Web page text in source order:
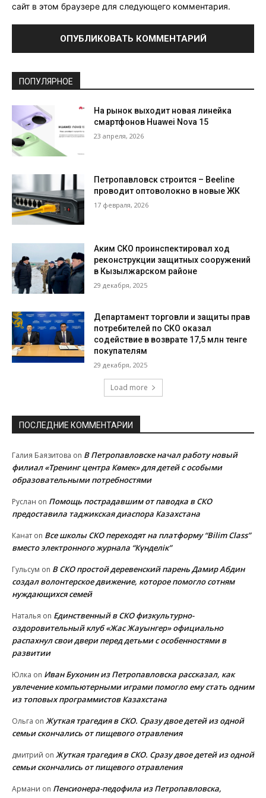
сайт в этом браузере для следующего комментария.
ПОПУЛЯРНОЕ
На рынок выходит новая линейка
смартфонов Huawei Nova 15
23 апреля, 2026
Петропавловск строится – Beeline
проводит оптоволокно в новые ЖК
17 февраля, 2026
Аким СКО проинспектировал ход
реконструкции защитных сооружений
в Кызылжарском районе
29 декабря, 2025
Департамент торговли и защиты прав
потребителей по СКО оказал
содействие в возврате 17,5 млн тенге
покупателям
29 декабря, 2025
Load more
ПОСЛЕДНИЕ КОММЕНТАРИИ
Галия Баязитова on В Петропавловске начал работу новый
филиал «Тренинг центра Көмек» для детей с особыми
образовательными потребностями
Руслан on Помощь пострадавшим от паводка в СКО
предоставила таджикская диаспора Казахстана
Канат on Все школы СКО переходят на платформу “Bilim Class”
вместо электронного журнала “Күнделік”
Гульсум on В СКО простой деревенский парень Дамир Абдин
создал волонтерское движение, которое помогло сотням
нуждающихся семей
Наталья on Единственный в СКО физкультурно-
оздоровительный клуб «Жас Жауынгер» официально
распахнул свои двери перед детьми с особенностями в
развитии
Юлка on Иван Бухонин из Петропавловска рассказал, как
увлечение компьютерными играми помогло ему стать одним
из топовых программистов Казахстана
Ольга on Жуткая трагедия в СКО. Сразу двое детей из одной
семьи скончались от пищевого отравления
дмитрий on Жуткая трагедия в СКО. Сразу двое детей из одной
семьи скончались от пищевого отравления
Армани on Пенсионера-педофила из Петропавловска,